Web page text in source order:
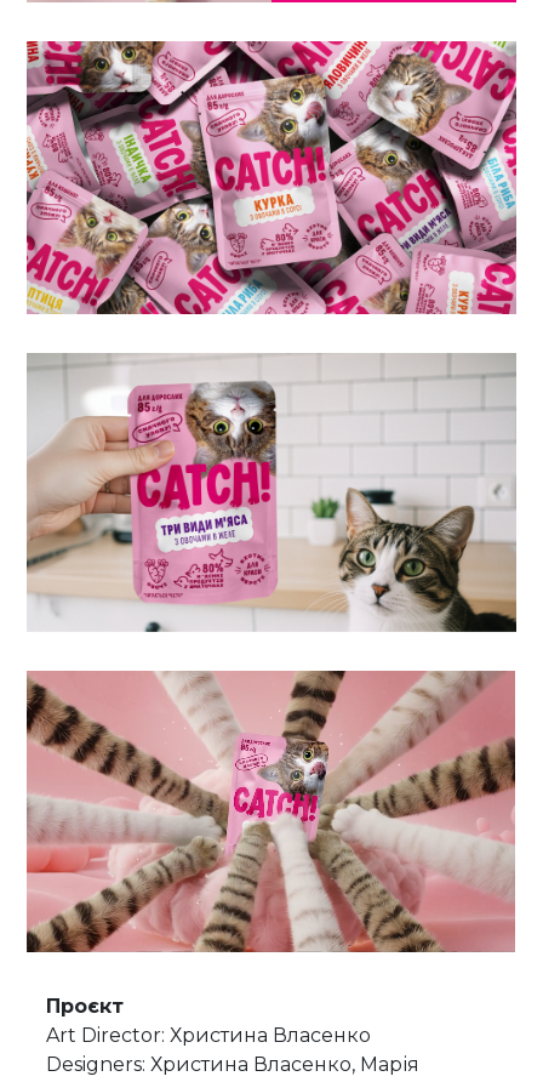
Проєкт
Art Director: Христина Власенко
Designers: Христина Власенко, Марія